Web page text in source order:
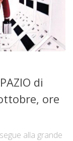
di
ore
alla grande